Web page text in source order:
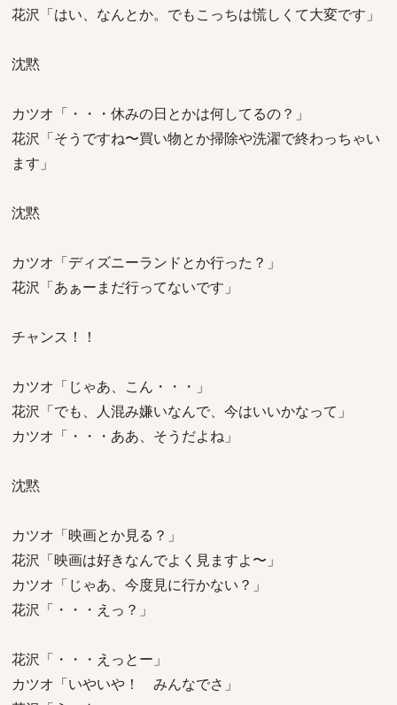
花沢「はい、なんとか。でもこっちは慌しくて大変です」
沈黙
カツオ「・・・休みの日とかは何してるの？」
花沢「そうですね〜買い物とか掃除や洗濯で終わっちゃい
ます」
沈黙
カツオ「ディズニーランドとか行った？」
花沢「あぁーまだ行ってないです」
チャンス！！
カツオ「じゃあ、こん・・・」
花沢「でも、人混み嫌いなんで、今はいいかなって」
カツオ「・・・ああ、そうだよね」
沈黙
カツオ「映画とか見る？」
花沢「映画は好きなんでよく見ますよ〜」
カツオ「じゃあ、今度見に行かない？」
花沢「・・・えっ？」
花沢「・・・えっとー」
カツオ「いやいや！ みんなでさ」